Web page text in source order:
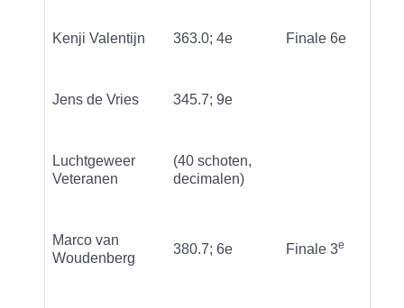
Kenji Valentijn 363.0; 4e Finale 6e
Jens de Vries 345.7; 9e
Luchtgeweer
Veteranen
(40 schoten,
decimalen)
Marco van
Woudenberg
380.7; 6e Finale 3e